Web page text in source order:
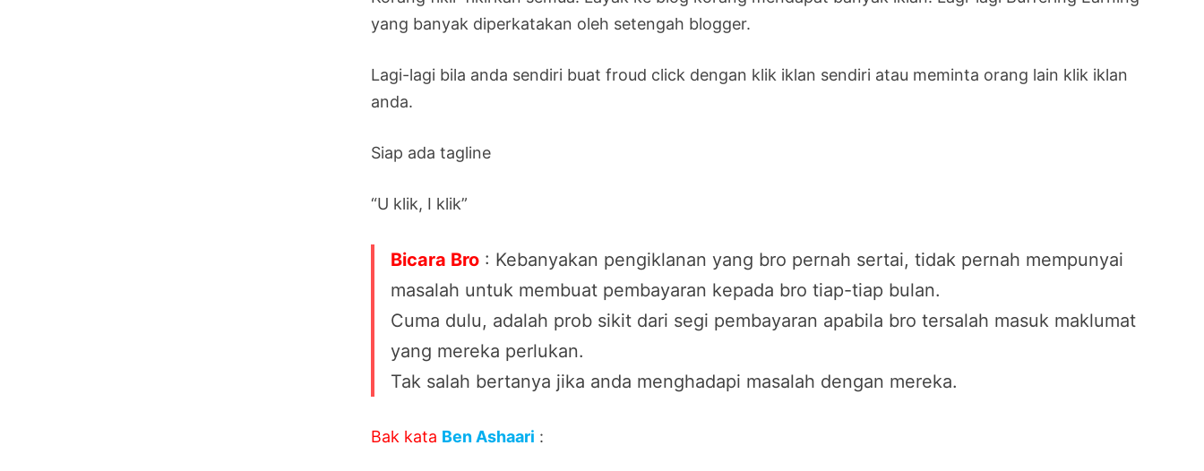
yang banyak diperkatakan oleh setengah blogger.
Lagi-lagi bila anda sendiri buat froud click dengan klik iklan sendiri atau meminta orang lain klik iklan
anda.
Siap ada tagline
“U klik, I klik”
Bicara Bro : Kebanyakan pengiklanan yang bro pernah sertai, tidak pernah mempunyai
masalah untuk membuat pembayaran kepada bro tiap-tiap bulan.
Cuma dulu, adalah prob sikit dari segi pembayaran apabila bro tersalah masuk maklumat
yang mereka perlukan.
Tak salah bertanya jika anda menghadapi masalah dengan mereka.
Bak kata Ben Ashaari :